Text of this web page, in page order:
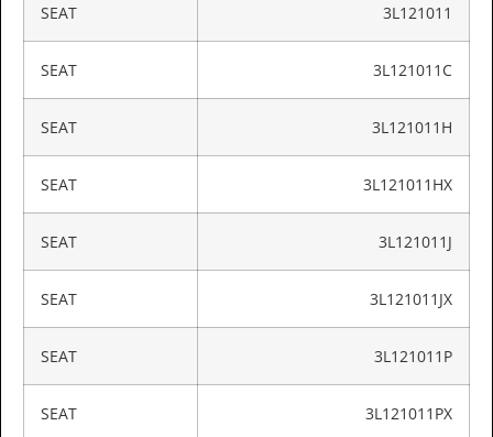
SEAT 3L121011
SEAT 3L121011C
SEAT 3L121011H
SEAT 3L121011HX
SEAT 3L121011J
SEAT 3L121011JX
SEAT 3L121011P
SEAT 3L121011PX